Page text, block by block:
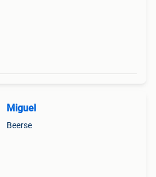
Miguel
Beerse